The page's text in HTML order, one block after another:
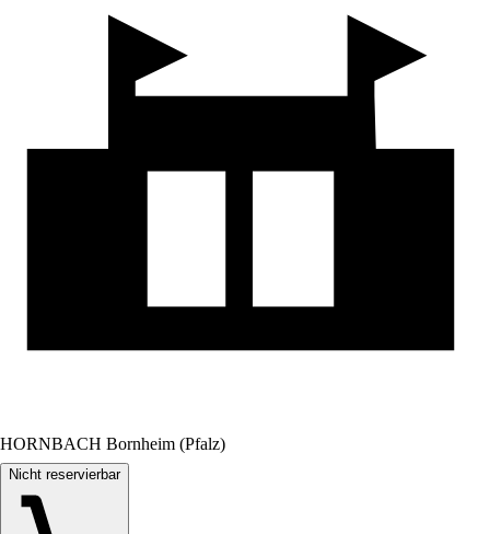
HORNBACH Bornheim (Pfalz)
Nicht reservierbar